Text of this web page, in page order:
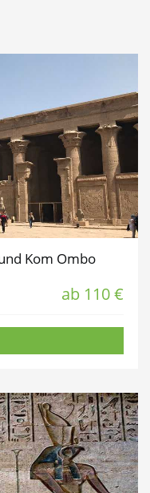
Kom Ombo
ab 110 €